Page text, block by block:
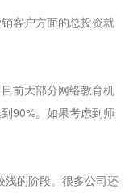
客户方面的总投资就
前大部分网络教育机
90%。如果考虑到师
浅的阶段。很多公司还